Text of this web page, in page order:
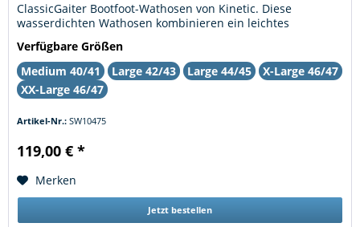
ClassicGaiter Bootfoot-Wathosen von Kinetic. Diese
wasserdichten Wathosen kombinieren ein leichtes
Verfügbare Größen
Medium 40/41
Large 42/43 Large 44/45
X-Large 46/47
XX-Large 46/47
Artikel-Nr.: SW10475
119,00 € *
Merken
Jetzt bestellen